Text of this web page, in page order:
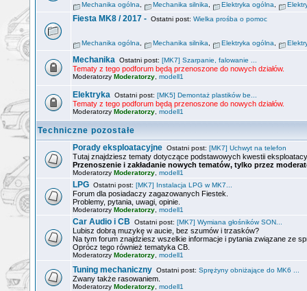
Mechanika ogólna Mechanika silnika Elektryka ogólna
Fiesta MK8 / 2017 - Ostatni post: Wielka prośba o pomoc
Mechanika ogólna Mechanika silnika Elektryka ogólna
Mechanika Ostatni post: [MK7] Szarpanie, falowanie ...
Tematy z tego podforum będą przenoszone do nowych działów.
Moderatorzy Moderatorzy modell1
Elektryka Ostatni post: [MK5] Demontaż plastików be...
Tematy z tego podforum będą przenoszone do nowych działów.
Moderatorzy Moderatorzy modell1
Techniczne pozostałe
Porady eksploatacyjne Ostatni post: [MK7] Uchwyt na telefon
Tutaj znajdziesz tematy dotyczące podstawowych kwestii
Przenoszenie i zakładanie nowych tematów, tylko przez
Moderatorzy Moderatorzy modell1
LPG Ostatni post: [MK7] Instalacja LPG w MK7...
Forum dla posiadaczy zagazowanych Fiestek.
Problemy, pytania, uwagi, opinie.
Moderatorzy Moderatorzy modell1
Car Audio i CB Ostatni post: [MK7] Wymiana głośników SON...
Lubisz dobrą muzykę w aucie, bez szumów i trzasków?
Na tym forum znajdziesz wszelkie informacje i pytania związane ze
Oprócz tego również tematyka CB.
Moderatorzy Moderatorzy modell1
Tuning mechaniczny Ostatni post: Sprężyny obniżające do MK6 ...
Zwany także rasowaniem.
Moderatorzy Moderatorzy modell1